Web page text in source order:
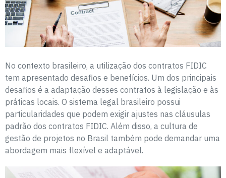
No contexto brasileiro, a utilização dos contratos FIDIC
tem apresentado desafios e benefícios. Um dos principais
desafios é a adaptação desses contratos à legislação e às
práticas locais. O sistema legal brasileiro possui
particularidades que podem exigir ajustes nas cláusulas
padrão dos contratos FIDIC. Além disso, a cultura de
gestão de projetos no Brasil também pode demandar uma
abordagem mais flexível e adaptável.